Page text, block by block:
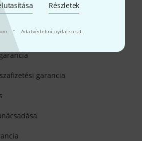
Részletek
· Adatvédelmi nyilatkozat
titkosítással: Banki átutalás vagy
segítségével
garancia